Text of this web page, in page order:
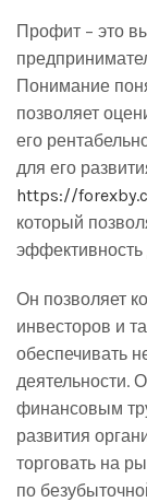
Профит – это
Понимание
позволяет
его
для его
https://
который
эффективность
Он позволяет
инвесторов и
обеспечивать
деятельности.
финансовым
развития
торговать на
по